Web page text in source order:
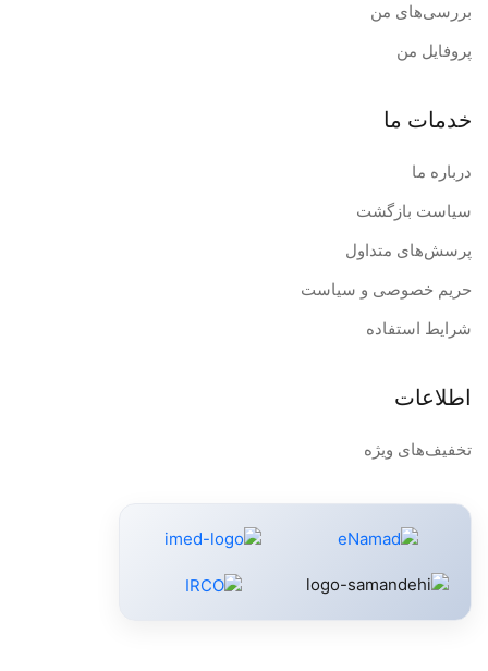
بررسی‌های من
پروفایل من
خدمات ما
درباره ما
سیاست بازگشت
پرسش‌های متداول
حریم خصوصی و سیاست
شرایط استفاده
اطلاعات
تخفیف‌های ویژه